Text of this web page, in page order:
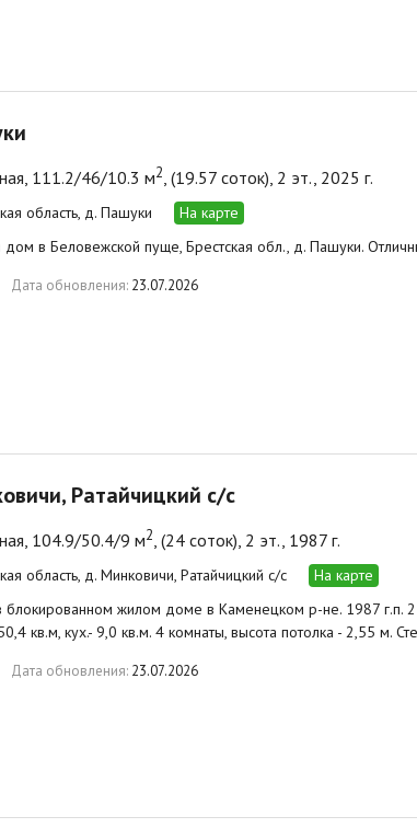
111.2/46/10.3 м2 , (19.57 соток), 2 эт., 2025 г.
область, д. Пашуки
На карте
дом в Беловежской пуще, Брестская обл., д. Пашуки.
Дата обновления: 23.07.2026
Ратайчицкий с/с
104.9/50.4/9 м2 , (24 соток), 2 эт., 1987 г.
область, д. Минковичи, Ратайчицкий с/с
На карте
блокированном жилом доме в Каменецком р-не. 1987 г.п.
кв.м, кух.- 9,0 кв.м. 4 комнаты, высота потолка - 2,55 м.
Дата обновления: 23.07.2026